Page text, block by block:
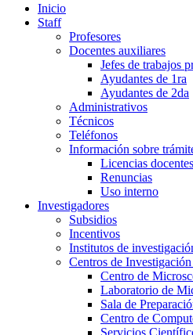
Inicio
Staff
Profesores
Docentes auxiliares
Jefes de trabajos
Ayudantes de 1ra
Ayudantes de 2da
Administrativos
Técnicos
Teléfonos
Información sobre
Licencias docentes
Renuncias
Uso interno
Investigadores
Subsidios
Incentivos
Institutos de
Centros de
Centro de
Laboratorio de
Sala de
Centro de
Servicios